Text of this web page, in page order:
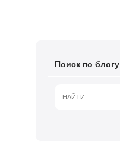
Поиск по блогу